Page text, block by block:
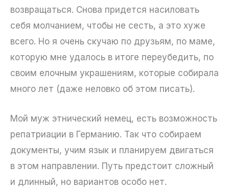
возвращаться. Снова придется насиловать
себя молчанием, чтобы не сесть, а это хуже
всего. Но я очень скучаю по друзьям, по маме,
которую мне удалось в итоге переубедить, по
своим елочным украшениям, которые собирала
много лет (даже неловко об этом писать).
Мой муж этнический немец, есть возможность
репатриации в Германию. Так что собираем
документы, учим язык и планируем двигаться
в этом направлении. Путь предстоит сложный
и длинный, но вариантов особо нет.